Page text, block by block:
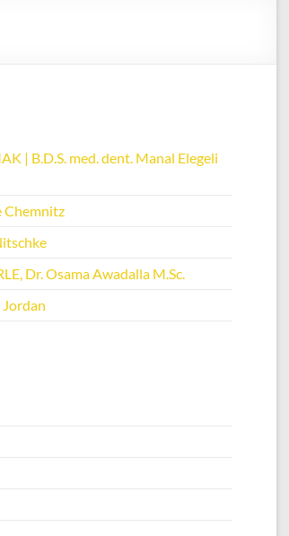
| B.D.S. med. dent. Manal Elegeli
Chemnitz
Dr. Osama Awadalla M.Sc.